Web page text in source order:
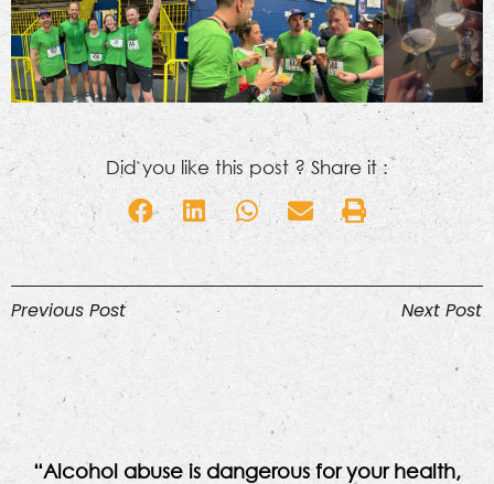
Did you like this post ? Share it :
Previous Post Next Post
“Alcohol abuse is dangerous for your health,